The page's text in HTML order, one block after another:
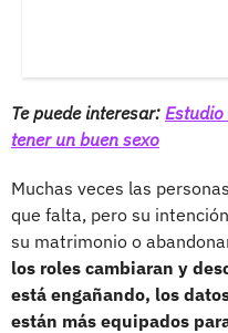
Te puede interesar: Estudio
tener un buen sexo
Muchas veces las
que falta, pero su
su matrimonio o
los roles cambiaran y
está engañando, los
están más equipados